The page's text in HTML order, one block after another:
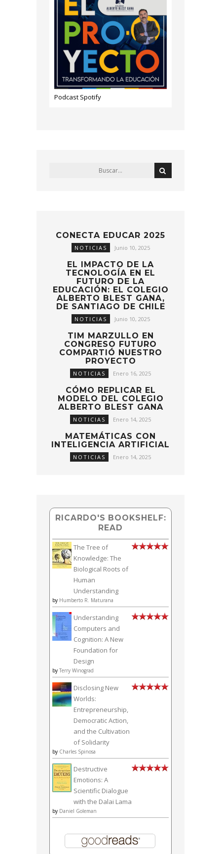
Podcast Spotify
CONECTA EDUCAR 2025
NOTICIAS Junio 10, 2025
EL IMPACTO DE LA
TECNOLOGÍA EN EL
FUTURO DE LA
EDUCACIÓN: EL COLEGIO
ALBERTO BLEST GANA,
DE SANTIAGO DE CHILE
NOTICIAS Junio 10, 2025
TIM MARZULLO EN
CONGRESO FUTURO
COMPARTIÓ NUESTRO
PROYECTO
NOTICIAS Enero 16, 2025
CÓMO REPLICAR EL
MODELO DEL COLEGIO
ALBERTO BLEST GANA
NOTICIAS Enero 14, 2025
MATEMÁTICAS CON
INTELIGENCIA ARTIFICIAL
NOTICIAS Enero 14, 2025
RICARDO'S BOOKSHELF:
READ
The Tree of
Knowledge: The
Biological Roots of
Human
Understanding
by Humberto R. Maturana
Understanding
Computers and
Cognition: A New
Foundation for
Design
by Terry Winograd
Disclosing New
Worlds:
Entrepreneurship,
Democratic Action,
and the Cultivation
of Solidarity
by Charles Spinosa
Destructive
Emotions: A
Scientific Dialogue
with the Dalai Lama
by Daniel Goleman